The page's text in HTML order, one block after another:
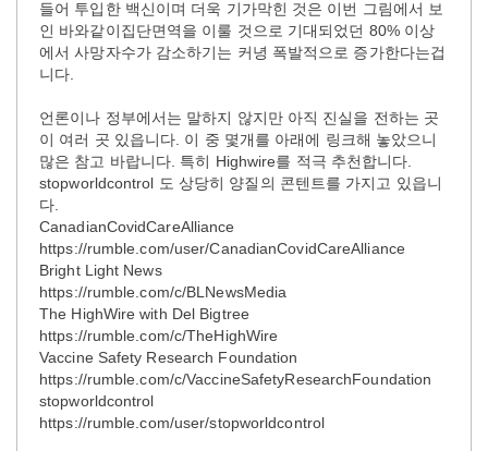
들어 투입한 백신이며 더욱 기가막힌 것은 이번 그림에서 보
인 바와같이집단면역을 이룰 것으로 기대되었던 80% 이상
에서 사망자수가 감소하기는 커녕 폭발적으로 증가한다는겁
니다.
언론이나 정부에서는 말하지 않지만 아직 진실을 전하는 곳
이 여러 곳 있읍니다. 이 중 몇개를 아래에 링크해 놓았으니
많은 참고 바랍니다. 특히 Highwire를 적극 추천합니다.
stopworldcontrol 도 상당히 양질의 콘텐트를 가지고 있읍니
다.
CanadianCovidCareAlliance
https://rumble.com/user/CanadianCovidCareAlliance
Bright Light News
https://rumble.com/c/BLNewsMedia
The HighWire with Del Bigtree
https://rumble.com/c/TheHighWire
Vaccine Safety Research Foundation
https://rumble.com/c/VaccineSafetyResearchFoundation
stopworldcontrol
https://rumble.com/user/stopworldcontrol